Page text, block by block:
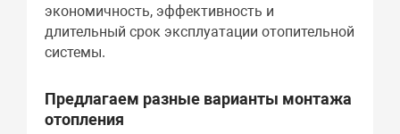
экономичность, эффективность и
длительный срок эксплуатации отопительной
системы.
Предлагаем разные варианты монтажа
отопления